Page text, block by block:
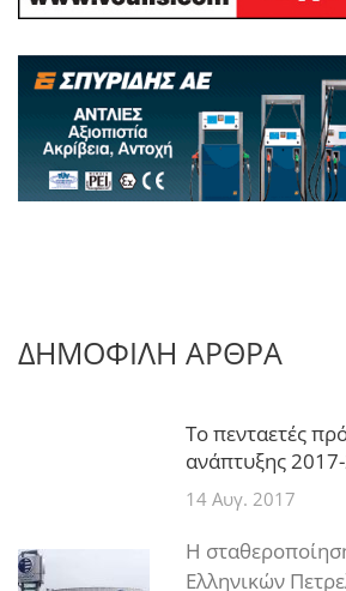
ΔΗΜΟΦΙΛΗ ΑΡΘΡΑ
Το πενταετές
ανάπτυξης
14 Αυγ. 2017
Η
Ελληνικών